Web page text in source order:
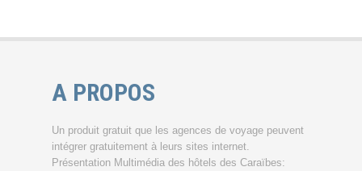
A PROPOS
Un produit gratuit que les agences de voyage peuvent
intégrer gratuitement à leurs sites internet.
Présentation Multimédia des hôtels des Caraïbes: